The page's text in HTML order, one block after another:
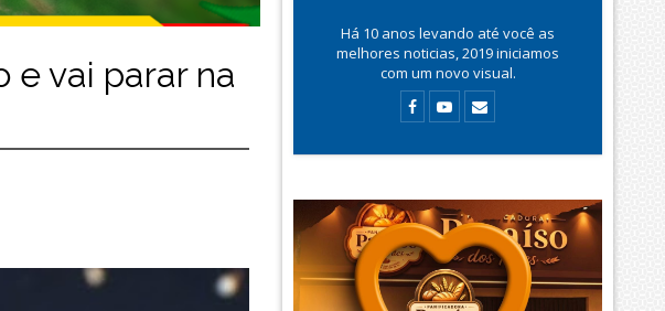
e vai parar na
Há 10 anos levando até você as
melhores noticias, 2019 iniciamos
com um novo visual.